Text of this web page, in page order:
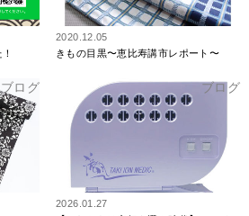
2020.12.05
きもの目黒〜恵比寿講市レポート〜
ブログ ブログ
2026.01.27